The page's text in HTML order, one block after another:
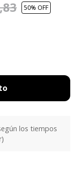
50% OFF
los tiempos